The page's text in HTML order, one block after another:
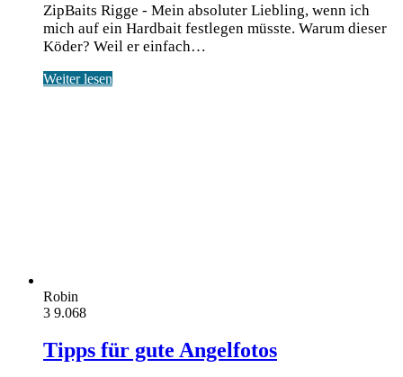
ZipBaits Rigge - Mein absoluter Liebling, wenn ich
mich auf ein Hardbait festlegen müsste. Warum dieser
Köder? Weil er einfach…
Weiter lesen
Robin
3 9.068
Tipps für gute Angelfotos